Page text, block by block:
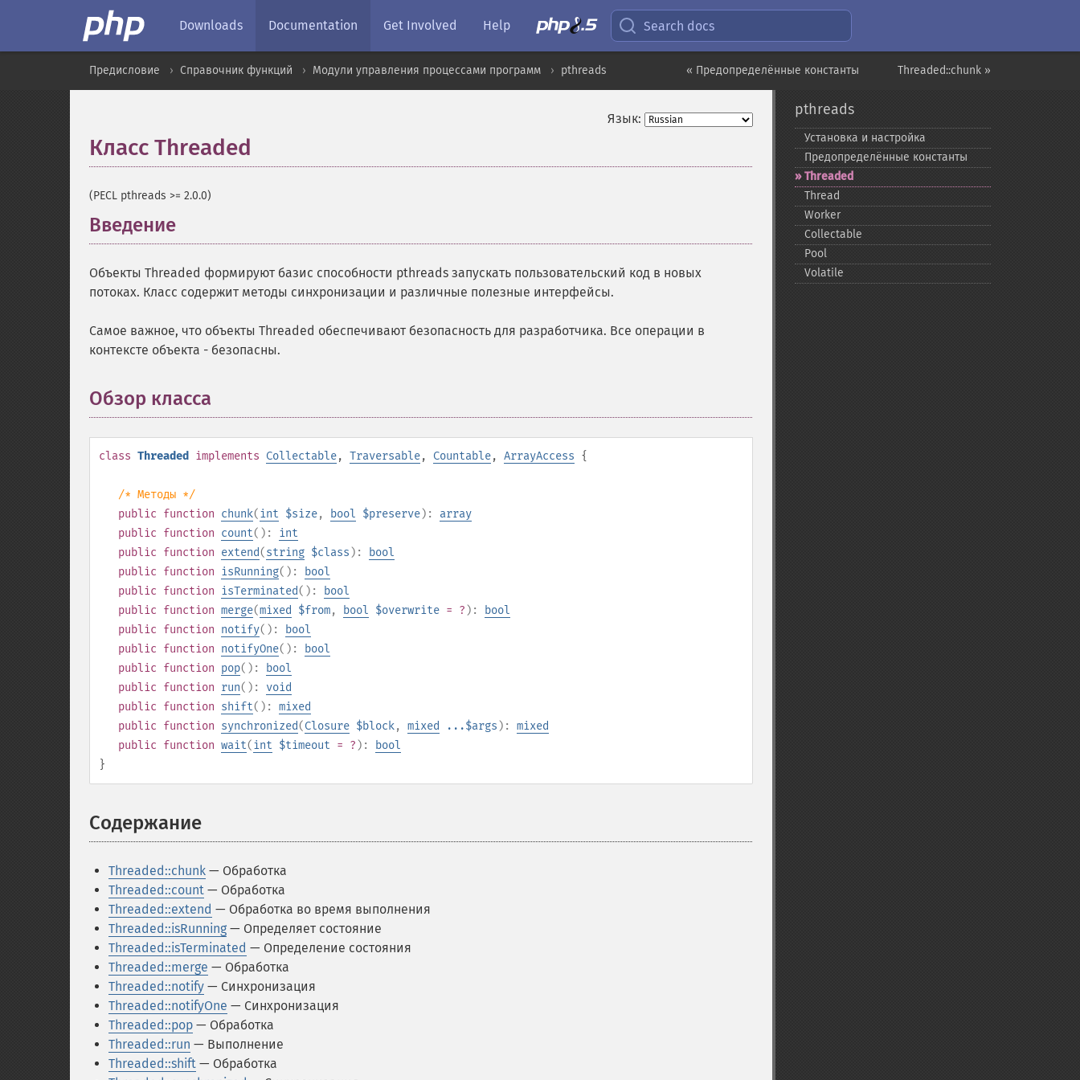
Downloads Documentation Get Involved Help Search docs
Threaded::chunk »
« Предопределённые константы
Предисловие Справочник функций Модули управления процессами программ pthreads
Язык:
Класс Threaded
(PECL pthreads >= 2.0.0)
Введение
Объекты Threaded формируют базис способности pthreads запускать пользовательский код в новых
потоках. Класс содержит методы синхронизации и различные полезные интерфейсы.
Самое важное, что объекты Threaded обеспечивают безопасность для разработчика. Все операции в
контексте объекта - безопасны.
Обзор класса
class Threaded implements Collectable, Traversable, Countable, ArrayAccess {
/* Методы */
public function chunk(int $size, bool $preserve): array
public function count(): int
public function extend(string $class ):
bool
public function isRunning():
bool
public function isTerminated():
bool
public function merge(mixed $from, bool $overwrite = ? ):
bool
public function notify():
bool
public function notifyOne():
bool
public function pop():
bool
public function run(): void
public function shift(): mixed
public function synchronized(Closure $block, mixed ...$args ): mixed
public function wait(int $timeout = ? ):
bool
}
Содержание
Threaded::chunk — Обработка
Threaded::count — Обработка
Threaded::extend — Обработка во время выполнения
Threaded::isRunning — Определяет состояние
Threaded::isTerminated — Определение состояния
Threaded::merge — Обработка
Threaded::notify — Синхронизация
Threaded::notifyOne — Синхронизация
Threaded::pop — Обработка
Threaded::run — Выполнение
Threaded::shift — Обработка
pthreads
Установка и настройка
Предопределённые константы
Threaded
Thread
Worker
Collectable
Pool
Volatile